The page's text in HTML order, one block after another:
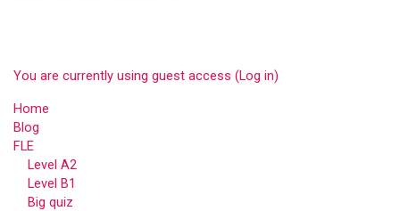
You are currently using guest access (Log in)
Home
Blog
FLE
Level A2
Level B1
Big quiz